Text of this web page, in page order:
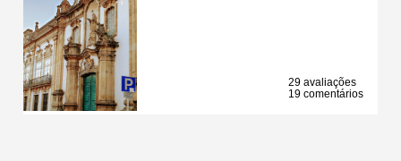
29 avaliações
19 comentários